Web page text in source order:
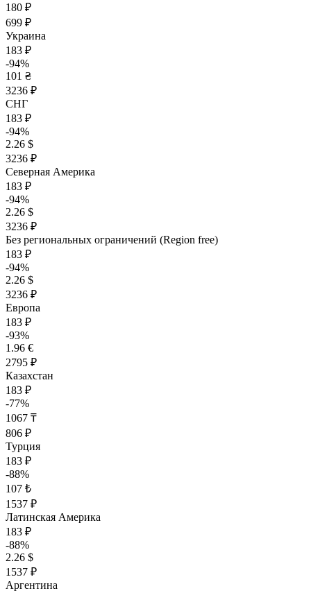
180 ₽
699 ₽
Украина
183 ₽
-94%
101 ₴
3236 ₽
СНГ
183 ₽
-94%
2.26 $
3236 ₽
Северная Америка
183 ₽
-94%
2.26 $
3236 ₽
Без региональных ограничений (Region free)
183 ₽
-94%
2.26 $
3236 ₽
Европа
183 ₽
-93%
1.96 €
2795 ₽
Казахстан
183 ₽
-77%
1067 ₸
806 ₽
Турция
183 ₽
-88%
107 ₺
1537 ₽
Латинская Америка
183 ₽
-88%
2.26 $
1537 ₽
Аргентина